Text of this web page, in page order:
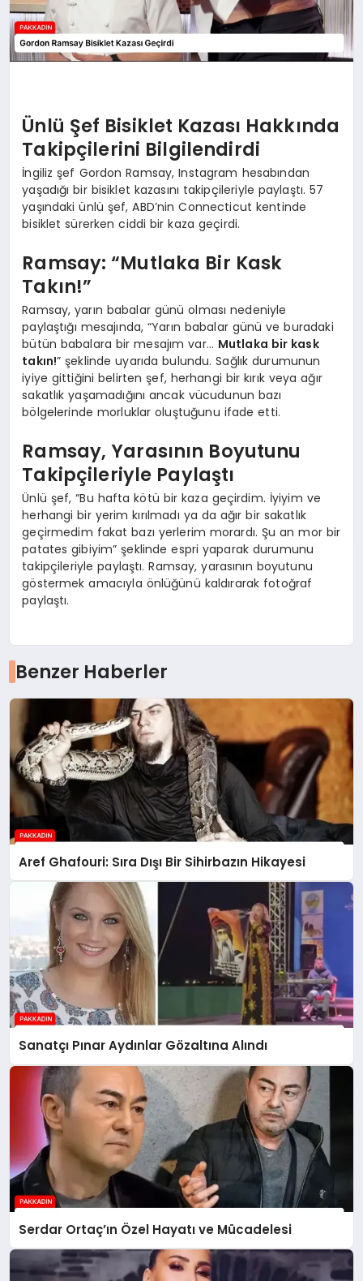
Ünlü Şef Bisiklet Kazası Hakkında
Takipçilerini Bilgilendirdi
İngiliz şef Gordon Ramsay, Instagram hesabından
yaşadığı bir bisiklet kazasını takipçileriyle paylaştı. 57
yaşındaki ünlü şef, ABD’nin Connecticut kentinde
bisiklet sürerken ciddi bir kaza geçirdi.
Ramsay: “Mutlaka Bir Kask
Takın!”
Ramsay, yarın babalar günü olması nedeniyle
paylaştığı mesajında, “Yarın babalar günü ve buradaki
bütün babalara bir mesajım var… Mutlaka bir kask
takın!” şeklinde uyarıda bulundu. Sağlık durumunun
iyiye gittiğini belirten şef, herhangi bir kırık veya ağır
sakatlık yaşamadığını ancak vücudunun bazı
bölgelerinde morluklar oluştuğunu ifade etti.
Ramsay, Yarasının Boyutunu
Takipçileriyle Paylaştı
Ünlü şef, “Bu hafta kötü bir kaza geçirdim. İyiyim ve
herhangi bir yerim kırılmadı ya da ağır bir sakatlık
geçirmedim fakat bazı yerlerim morardı. Şu an mor bir
patates gibiyim” şeklinde espri yaparak durumunu
takipçileriyle paylaştı. Ramsay, yarasının boyutunu
göstermek amacıyla önlüğünü kaldırarak fotoğraf
paylaştı.
Benzer Haberler
Aref Ghafouri: Sıra Dışı Bir Sihirbazın Hikayesi
Sanatçı Pınar Aydınlar Gözaltına Alındı
Serdar Ortaç’ın Özel Hayatı ve Mücadelesi